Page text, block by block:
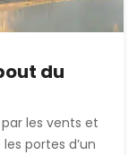
du
les vents et
portes d’un